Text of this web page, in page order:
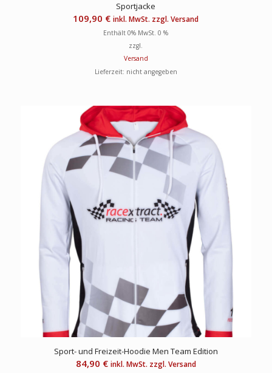
Sportjacke
109,90 € inkl. MwSt. zzgl. Versand
Enthält 0% MwSt. 0 %
zzgl.
Versand
Lieferzeit: nicht angegeben
Sport- und Freizeit-Hoodie Men Team Edition
84,90 € inkl. MwSt. zzgl. Versand